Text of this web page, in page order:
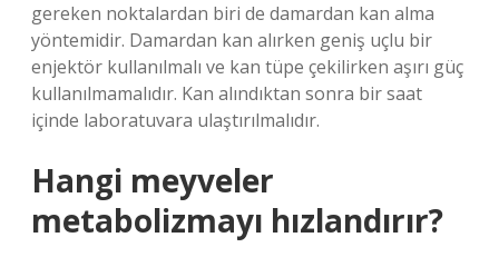
gereken noktalardan biri de damardan kan alma
yöntemidir. Damardan kan alırken geniş uçlu bir
enjektör kullanılmalı ve kan tüpe çekilirken aşırı güç
kullanılmamalıdır. Kan alındıktan sonra bir saat
içinde laboratuvara ulaştırılmalıdır.
Hangi meyveler
metabolizmayı hızlandırır?